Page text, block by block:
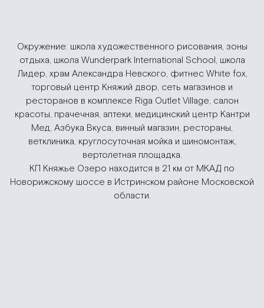
Окружение: школа художественного рисования, зоны
отдыха, школа Wunderpark International School, школа
Лидер, храм Александра Невского, фитнес White fox,
торговый центр Княжий двор, сеть магазинов и
ресторанов в комплексе Riga Outlet Village, салон
красоты, прачечная, аптеки, медицинский центр Кантри
Мед, Азбука Вкуса, винный магазин, рестораны,
ветклиника, круглосуточная мойка и шиномонтаж,
вертолетная площадка.
КП Княжье Озеро находится в 21 км от МКАД по
Новорижскому шоссе в Истринском районе Московской
области.